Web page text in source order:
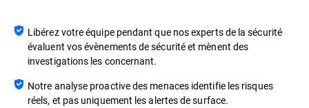
Libérez votre équipe pendant que nos experts de la sécurité
évaluent vos évènements de sécurité et mènent des
investigations les concernant.
Notre analyse proactive des menaces identifie les risques
réels, et pas uniquement les alertes de surface.